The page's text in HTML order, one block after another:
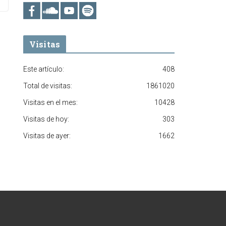
Visitas
408
Este artículo:
1861020
Total de visitas:
10428
Visitas en el mes:
303
Visitas de hoy:
1662
Visitas de ayer: